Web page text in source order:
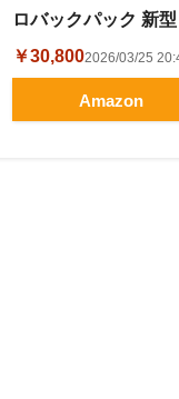
ロバックパック 新
￥30,8002026/03/25
Amazon